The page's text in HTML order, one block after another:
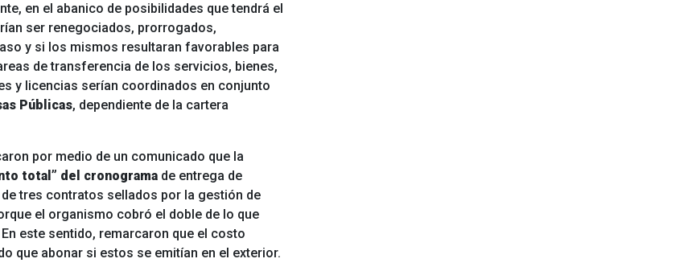
en el abanico de posibilidades que tendrá el
ser renegociados, prorrogados,
y si los mismos resultaran favorables para
de transferencia de los servicios, bienes,
y licencias serían coordinados en conjunto
Públicas, dependiente de la cartera
por medio de un comunicado que la
total” del cronograma de entrega de
tres contratos sellados por la gestión de
el organismo cobró el doble de lo que
este sentido, remarcaron que el costo
que abonar si estos se emitían en el exterior.